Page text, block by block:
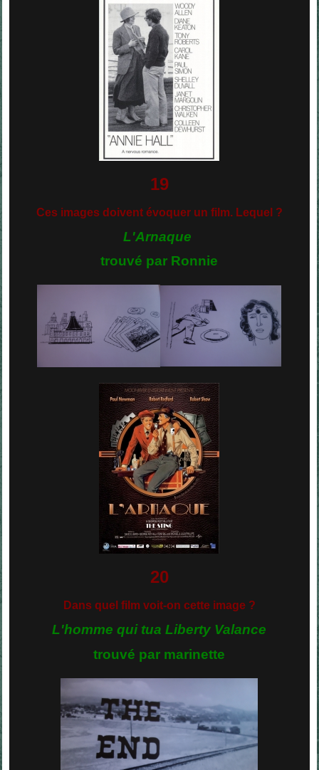
19
Ces images doivent évoquer un film. Lequel ?
L'Arnaque
trouvé par Ronnie
20
Dans quel film voit-on cette image ?
L'homme qui tua Liberty Valance
trouvé par marinette